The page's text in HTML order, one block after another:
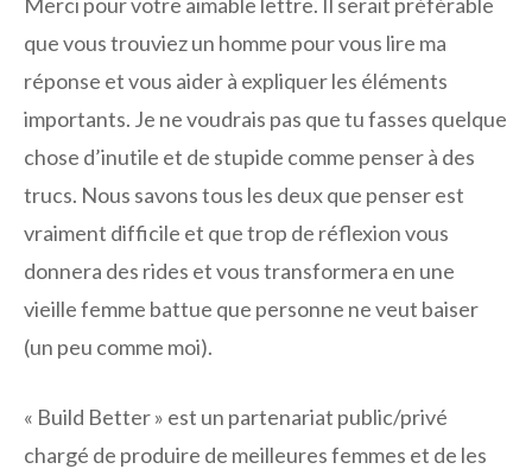
que vous trouviez un homme pour vous lire ma
réponse et vous aider à expliquer les éléments
importants. Je ne voudrais pas que tu fasses quelque
chose d’inutile et de stupide comme penser à des
trucs. Nous savons tous les deux que penser est
vraiment difficile et que trop de réflexion vous
donnera des rides et vous transformera en une
vieille femme battue que personne ne veut baiser
(un peu comme moi).
« Build Better » est un partenariat public/privé
chargé de produire de meilleures femmes et de les